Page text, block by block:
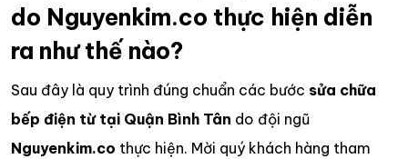
do Nguyenkim.co thực hiện diễn
ra như thế nào?
Sau đây là quy trình đúng chuẩn các bước sửa chữa
bếp điện từ tại Quận Bình Tân do đội ngũ
Nguyenkim.co thực hiện. Mời quý khách hàng tham